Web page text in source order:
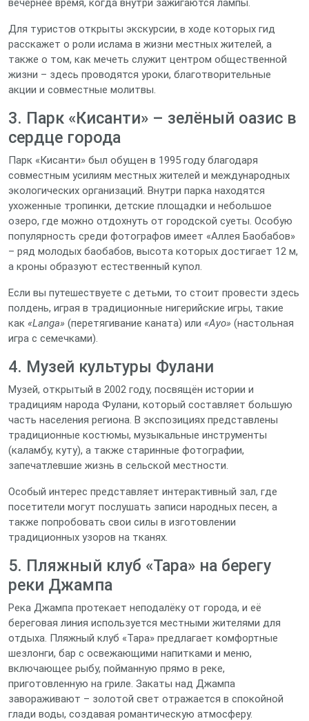
вечернее время, когда внутри зажигаются лампы.
Для туристов открыты экскурсии, в ходе которых гид
расскажет о роли ислама в жизни местных жителей, а
также о том, как мечеть служит центром общественной
жизни – здесь проводятся уроки, благотворительные
акции и совместные молитвы.
3. Парк «Кисанти» – зелёный оазис в
сердце города
Парк «Кисанти» был обуще­н в 1995 году благодаря
совместным усилиям местных жителей и международных
экологических организаций. Внутри парка находятся
ухоженные тропинки, детские площадки и небольшое
озеро, где можно отдохнуть от городской суеты. Особую
популярность среди фотографов имеет «Аллея Баобабов»
– ряд молодых баобабов, высота которых достигает 12 м,
а кроны образуют естественный купол.
Если вы путешествуете с детьми, то стоит провести здесь
полдень, играя в традиционные нигерийские игры, такие
как «Langa» (перетягивание каната) или «Ayo» (настольная
игра с семечками).
4. Музей культуры Фулани
Музей, открытый в 2002 году, посвящён истории и
традициям народа Фулани, который составляет большую
часть населения региона. В экспозициях представлены
традиционные костюмы, музыкальные инструменты
(каламбу, куту), а также старинные фотографии,
запечатлевшие жизнь в сельской местности.
Особый интерес представляет интерактивный зал, где
посетители могут послушать записи народных песен, а
также попробовать свои силы в изготовлении
традиционных узоров на тканях.
5. Пляжный клуб «Тара» на берегу
реки Джампа
Река Джампа протекает неподалёку от города, и её
береговая линия используется местными жителями для
отдыха. Пляжный клуб «Тара» предлагает комфортные
шезлонги, бар с освежающими напитками и меню,
включающее рыбу, пойманную прямо в реке,
приготовленную на гриле. Закаты над Джампа
завораживают – золотой свет отражается в спокойной
глади воды, создавая романтическую атмосферу.